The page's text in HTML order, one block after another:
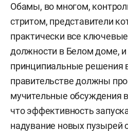
Обамы, во многом,
стритом, представители
практически все
должности в Белом доме,
принципиальные решения
правительстве должны
мучительные обсуждения
что эффективность
надувание новых пузырей